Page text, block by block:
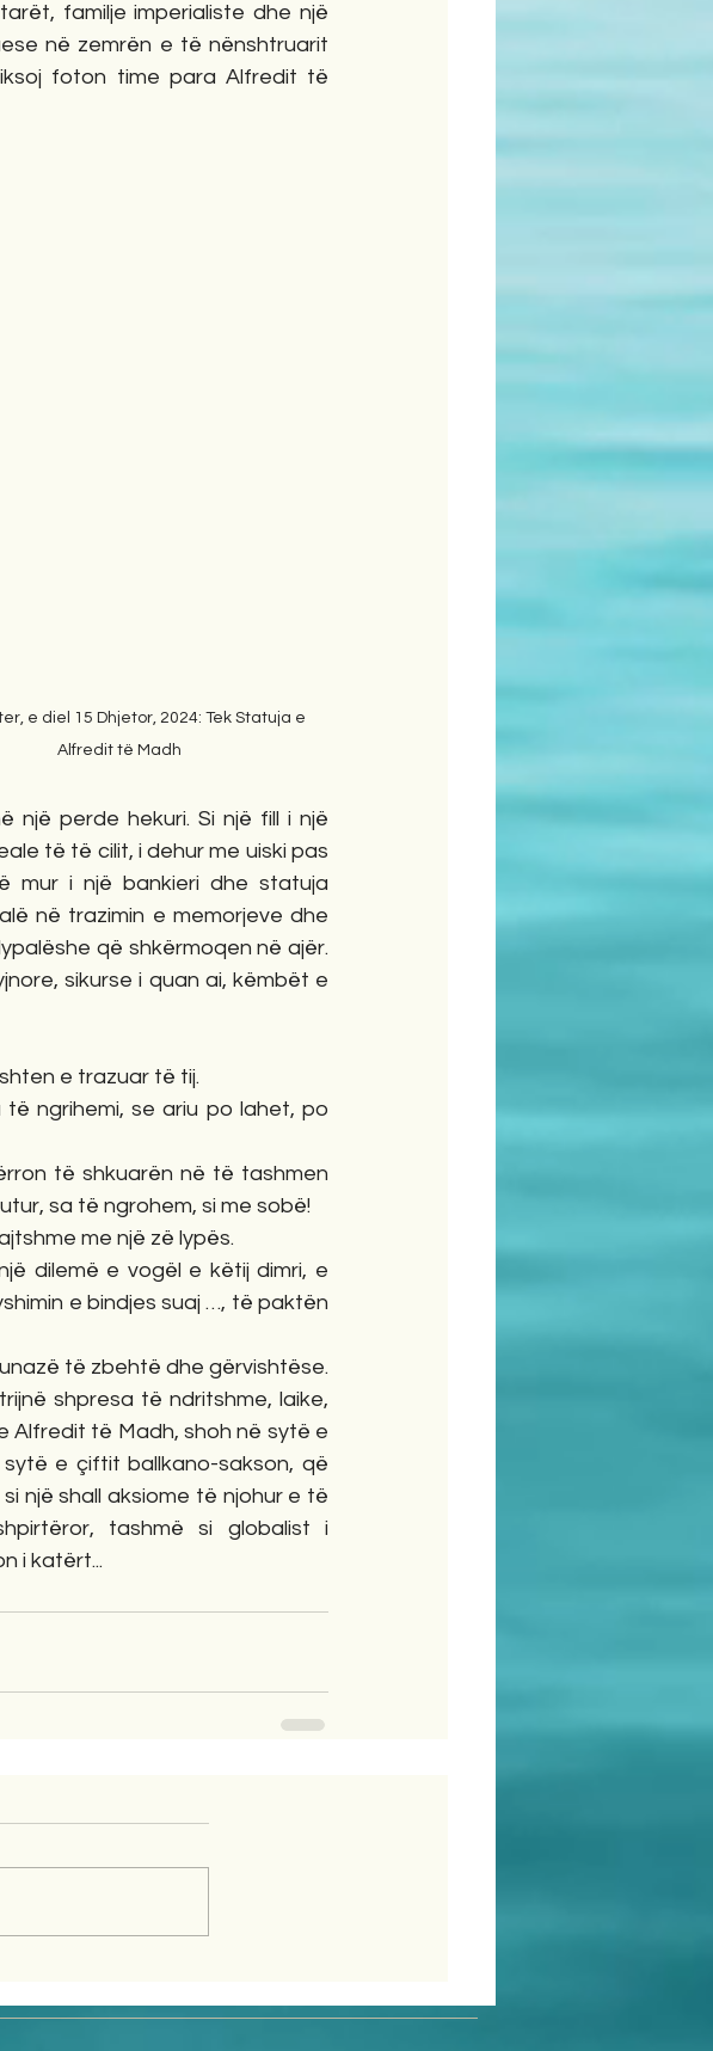
familje imperialiste dhe një
në zemrën e të nënshtruarit
foton time para Alfredit të
e diel 15 Dhjetor, 2024: Tek Statuja e
Alfredit të Madh
një perde hekuri. Si një fill i një
të të cilit, i dehur me uiski pas
mur i një bankieri dhe statuja
në trazimin e memorjeve dhe
që shkërmoqen në ajër.
sikurse i quan ai, këmbët e
e trazuar të tij.
ngrihemi, se ariu po lahet, po
të shkuarën në të tashmen
sa të ngrohem, si me sobë!
me një zë lypës.
dilemë e vogël e këtij dimri, e
e bindjes suaj …, të paktën
të zbehtë dhe gërvishtëse.
shpresa të ndritshme, laike,
Alfredit të Madh, shoh në sytë e
e çiftit ballkano-sakson, që
një shall aksiome të njohur e të
tashmë si globalist i
i katërt...